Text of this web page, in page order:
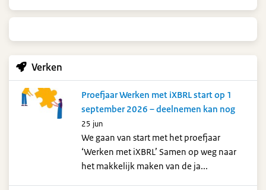
Verken
Proefjaar Werken met iXBRL start op 1
september 2026 – deelnemen kan nog
25 jun
We gaan van start met het proefjaar
‘Werken met iXBRL’ Samen op weg naar
het makkelijk maken van de ja...